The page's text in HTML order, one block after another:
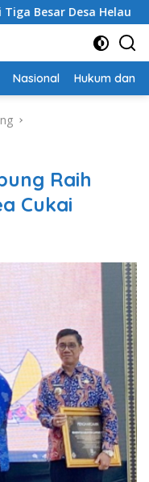
Helau
Nasional Hukum dan
Raih
Cukai